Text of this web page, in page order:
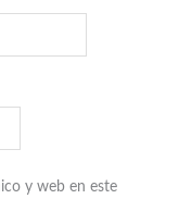
y web en este